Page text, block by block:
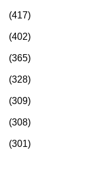
(417)
(402)
(365)
(328)
(309)
(308)
(301)